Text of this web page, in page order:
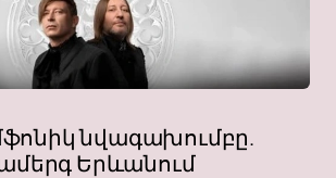
նվագախումբը.
Երևանում